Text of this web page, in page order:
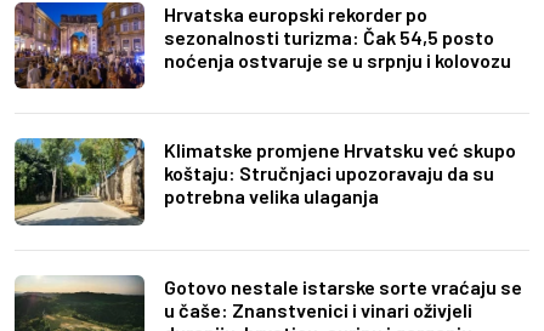
Hrvatska europski rekorder po
sezonalnosti turizma: Čak 54,5 posto
noćenja ostvaruje se u srpnju i kolovozu
Klimatske promjene Hrvatsku već skupo
koštaju: Stručnjaci upozoravaju da su
potrebna velika ulaganja
Gotovo nestale istarske sorte vraćaju se
u čaše: Znanstvenici i vinari oživjeli